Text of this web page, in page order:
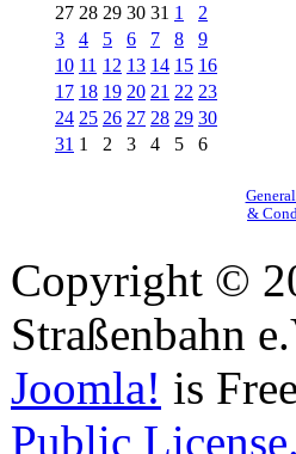
27 28 29 30 31 1
2
3
4 5 6 7 8
9
10 11 12 13 14 15 16
17 18 19 20 21 22 23
24 25 26 27 28 29 30
31 1 2 3 4 5 6
&
Copyright ©
Straßenbahn
Joomla! is
Public License.